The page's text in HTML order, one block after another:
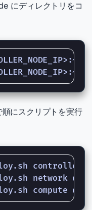
にディレクトリをコ
にスクリプトを実行
controller
network